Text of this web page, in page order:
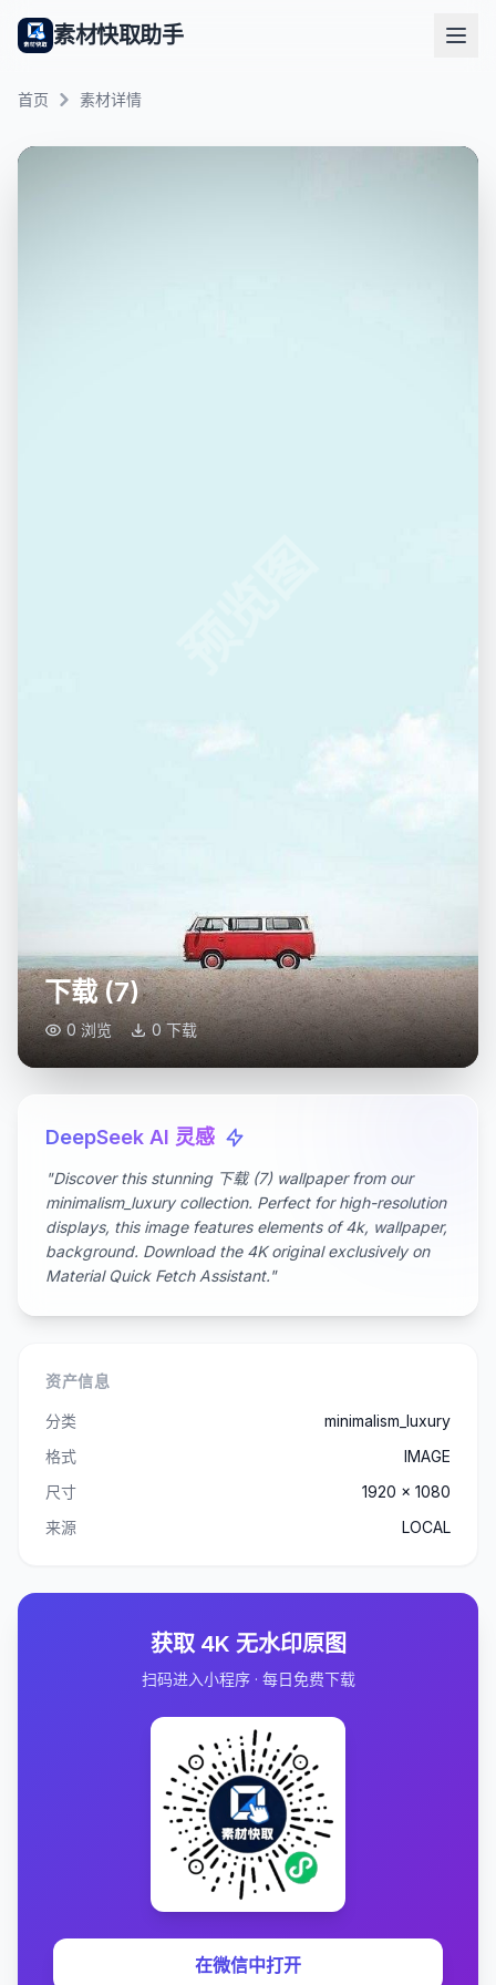
素材快取助手
首页 素材详情
下载 (7)
0 浏览 0 下载
DeepSeek AI 灵感
"Discover this stunning 下载 (7) wallpaper from our
minimalism_luxury collection. Perfect for high-resolution
displays, this image features elements of 4k, wallpaper,
background. Download the 4K original exclusively on
Material Quick Fetch Assistant."
资产信息
分类
minimalism_luxury
格式
IMAGE
尺寸
1920 x 1080
来源
LOCAL
获取 4K 无水印原图
扫码进入小程序 · 每日免费下载
在微信中打开